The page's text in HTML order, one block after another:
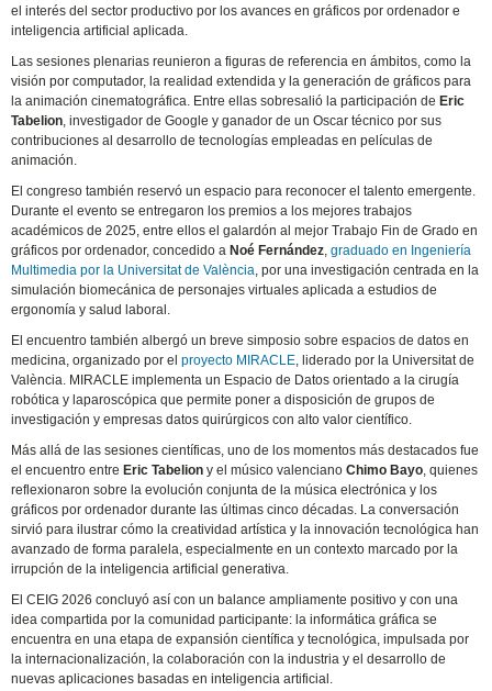
el interés del sector productivo por los avances en gráficos por ordenador e
inteligencia artificial aplicada.
Las sesiones plenarias reunieron a figuras de referencia en ámbitos, como la
visión por computador, la realidad extendida y la generación de gráficos para
la animación cinematográfica. Entre ellas sobresalió la participación deEric
Tabelion, investigador de Google y ganador de un Oscar técnico por sus
contribuciones al desarrollo de tecnologías empleadas en películas de
animación.
El congreso también reservó un espacio para reconocer el talento emergente.
Durante el evento se entregaron los premios a los mejores trabajos
académicos de 2025, entre ellos el galardón al mejor Trabajo Fin de Grado en
gráficos por ordenador, concedido aNoé Fernández ,graduado en Ingeniería
Multimedia por la Universitat de València , por una investigación centrada en la
simulación biomecánica de personajes virtuales aplicada a estudios de
ergonomía y salud laboral.
El encuentro también albergó un breve simposio sobre espacios de datos en
medicina, organizado por elproyecto MIRACLE , liderado por la Universitat de
València. MIRACLE implementa un Espacio de Datos orientado a la cirugía
robótica y laparoscópica que permite poner a disposición de grupos de
investigación y empresas datos quirúrgicos con alto valor científico.
Más allá de las sesiones científicas, uno de los momentos más destacados fue
el encuentro entreEric Tabelion y el músico valencianoChimo Bayo , quienes
reflexionaron sobre la evolución conjunta de la música electrónica y los
gráficos por ordenador durante las últimas cinco décadas. La conversación
sirvió para ilustrar cómo la creatividad artística y la innovación tecnológica han
avanzado de forma paralela, especialmente en un contexto marcado por la
irrupción de la inteligencia artificial generativa.
El CEIG 2026 concluyó así con un balance ampliamente positivo y con una
idea compartida por la comunidad participante: la informática gráfica se
encuentra en una etapa de expansión científica y tecnológica, impulsada por
la internacionalización, la colaboración con la industria y el desarrollo de
nuevas aplicaciones basadas en inteligencia artificial.